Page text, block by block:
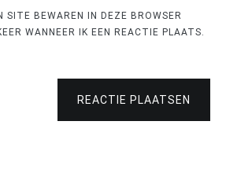
SITE BEWAREN IN DEZE BROWSER
WANNEER IK EEN REACTIE PLAATS.
REACTIE PLAATSEN